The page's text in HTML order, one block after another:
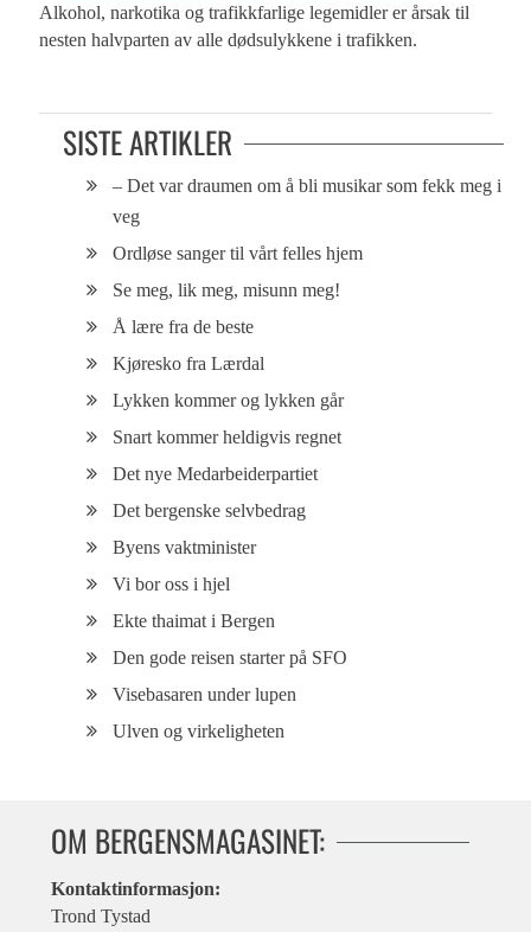
Alkohol, narkotika og trafikkfarlige legemidler er årsak til
nesten halvparten av alle dødsulykkene i trafikken.
SISTE ARTIKLER
– Det var draumen om å bli musikar som fekk meg i
veg
Ordløse sanger til vårt felles hjem
Se meg, lik meg, misunn meg!
Å lære fra de beste
Kjøresko fra Lærdal
Lykken kommer og lykken går
Snart kommer heldigvis regnet
Det nye Medarbeiderpartiet
Det bergenske selvbedrag
Byens vaktminister
Vi bor oss i hjel
Ekte thaimat i Bergen
Den gode reisen starter på SFO
Visebasaren under lupen
Ulven og virkeligheten
OM BERGENSMAGASINET:
Kontaktinformasjon:
Trond Tystad